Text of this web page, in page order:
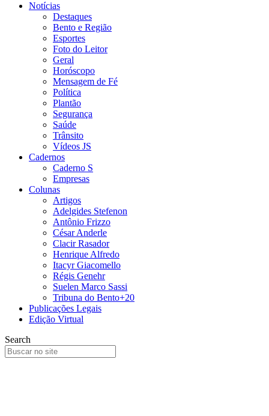
Notícias
Destaques
Bento e Região
Esportes
Foto do Leitor
Geral
Horóscopo
Mensagem de Fé
Política
Plantão
Segurança
Saúde
Trânsito
Vídeos JS
Cadernos
Caderno S
Empresas
Colunas
Artigos
Adelgides Stefenon
Antônio Frizzo
César Anderle
Clacir Rasador
Henrique Alfredo
Itacyr Giacomello
Régis Genehr
Suelen Marco Sassi
Tribuna do Bento+20
Publicações Legais
Edição Virtual
Search